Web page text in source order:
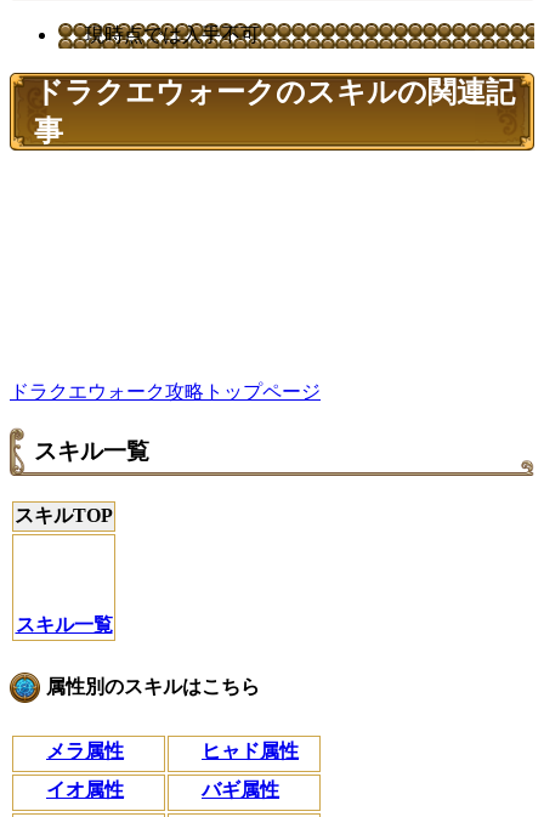
現時点では入手不可
ドラクエウォークのスキルの関連記
事
ドラクエウォーク攻略トップページ
スキル一覧
スキルTOP
スキル一覧
属性別のスキルはこちら
メラ属性
ヒャド属性
イオ属性
バギ属性